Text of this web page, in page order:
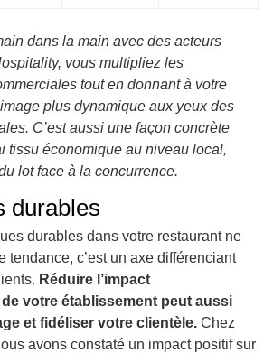
dans la main avec des acteurs
vous multipliez les
tout en donnant à votre
plus dynamique aux yeux des
C’est aussi une façon concrète
tissu économique au niveau local,
lot face à la concurrence.
durables
durables dans votre restaurant ne
tendance, c’est un axe différenciant
Réduire l’impact
votre établissement peut aussi
et fidéliser votre clientèle. Chez
avons constaté un impact positif sur